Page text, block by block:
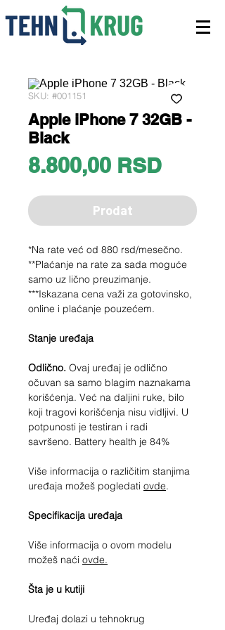
SKU: #001151
Apple iPhone 7 32GB -
Black
8.800,00 RSDPrice
Prodat
*Na rate već od 880 rsd/mesečno.
**Plaćanje na rate za sada moguće
samo uz lično preuzimanje.
***Iskazana cena važi za gotovinsko,
online i plaćanje pouzećem.
Stanje uređaja
Odlično. Ovaj uređaj je odlično
očuvan sa samo blagim naznakama
korišćenja. Već na daljini ruke, bilo
koji tragovi korišćenja nisu vidljivi. U
potpunosti je testiran i radi
savršeno. Battery health je 84%
Više informacija o različitim stanjima
uređaja možeš pogledati ovde.
Specifikacija uređaja
Više informacija o ovom modelu
možeš naći ovde.
Šta je u kutiji
Uređaj dolazi u tehnokrug